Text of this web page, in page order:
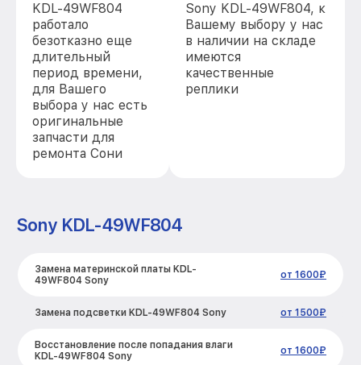
KDL-49WF804
работало
безотказно еще
длительный
период времени,
для Вашего
выбора у нас есть
оригинальные
запчасти для
ремонта Сони
Sony KDL-49WF804, к
Вашему выбору у нас
в наличии на складе
имеются
качественные
реплики
Sony KDL-49WF804
Замена материнской платы KDL-
49WF804 Sony
от 1600₽
Замена подсветки KDL-49WF804 Sony от 1500₽
Восстановление после попадания влаги
KDL-49WF804 Sony
от 1600₽